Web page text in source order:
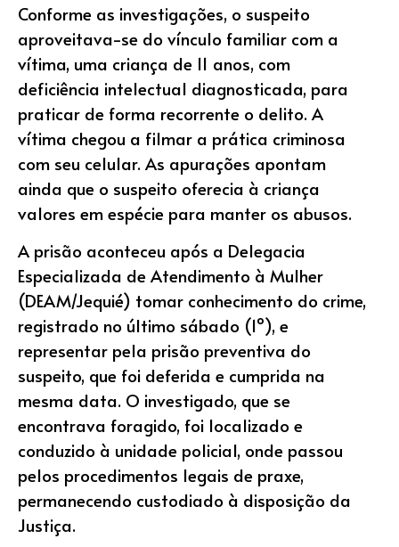
Conforme as investigações, o suspeito
aproveitava-se do vínculo familiar com a
vítima, uma criança de 11 anos, com
deficiência intelectual diagnosticada, para
praticar de forma recorrente o delito. A
vítima chegou a filmar a prática criminosa
com seu celular. As apurações apontam
ainda que o suspeito oferecia à criança
valores em espécie para manter os abusos.
A prisão aconteceu após a Delegacia
Especializada de Atendimento à Mulher
(DEAM/Jequié) tomar conhecimento do crime,
registrado no último sábado (1º), e
representar pela prisão preventiva do
suspeito, que foi deferida e cumprida na
mesma data. O investigado, que se
encontrava foragido, foi localizado e
conduzido à unidade policial, onde passou
pelos procedimentos legais de praxe,
permanecendo custodiado à disposição da
Justiça.